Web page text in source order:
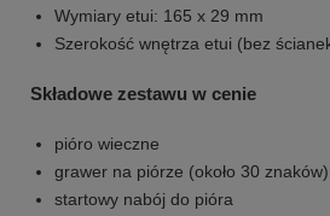
Wymiary etui: 165 x 29 mm
Szerokość wnętrza etui (bez
Składowe zestawu w cenie
pióro wieczne
grawer na piórze (około 30 znaków)
startowy nabój do pióra